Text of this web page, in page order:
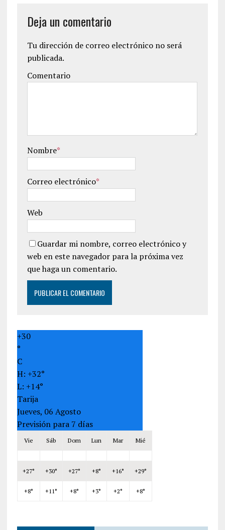
Deja un comentario
Tu dirección de correo electrónico no será
publicada.
Comentario
Nombre*
Correo electrónico*
Web
Guardar mi nombre, correo electrónico y
web en este navegador para la próxima vez
que haga un comentario.
+30
°
C
H: +32°
L: +14°
Tarija
Jueves, 06 Agosto
Previsión para 7 días
Vie Sáb Dom Lun Mar Mié
+27° +30° +27° +8° +16° +29°
+8° +11° +8° +3° +2° +8°